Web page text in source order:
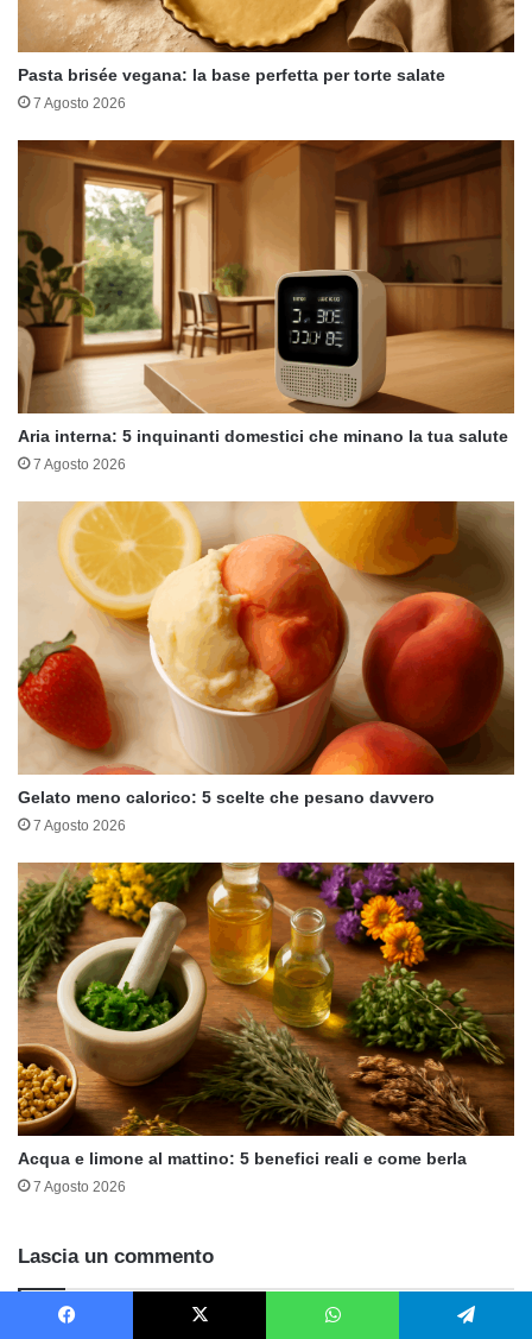
Pasta brisée vegana: la base perfetta per torte salate
7 Agosto 2026
Aria interna: 5 inquinanti domestici che minano la tua salute
7 Agosto 2026
Gelato meno calorico: 5 scelte che pesano davvero
7 Agosto 2026
Acqua e limone al mattino: 5 benefici reali e come berla
7 Agosto 2026
Lascia un commento
Il tuo indirizzo email non sarà pubblicato. I campi obbligatori sono